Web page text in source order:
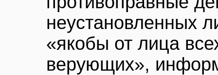
неустановленных
«якобы от лица
верующих»,